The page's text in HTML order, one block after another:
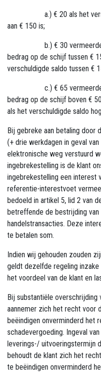
​a.) € 20 als het
aan € 150 is;
​b.) € 30
bedrag op de schijf tussen €
verschuldigde saldo tussen €
​c.) € 65
bedrag op de schijf boven €
als het verschuldigde saldo
Bij gebreke aan betaling door
(+ drie werkdagen in geval
elektronische weg verstuurd
ingebrekestelling is de klant
ingebrekestelling een interest
referentie-interestvoet
bedoeld in artikel 5, lid 2 van
betreffende de bestrijding
handelstransacties. Deze
te betalen som.
Indien wij gehouden zouden
geldt dezelfde regeling
het voordeel van de klant en
Bij substantiële
aannemer zich het recht voor
beëindigen onverminderd het
schadevergoeding. Ingeval
leverings-/ uitvoeringstermijn
behoudt de klant zich het
te beëindigen onverminderd